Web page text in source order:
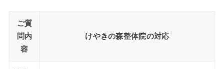
ご質
問内
容
けやきの森整体院の対応